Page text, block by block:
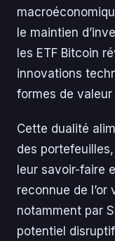
le maintien
les ETF Bitcoin
innovations
formes de
Cette dualité
des
leur savoir-faire
reconnue de l’or
notamment par
potentiel